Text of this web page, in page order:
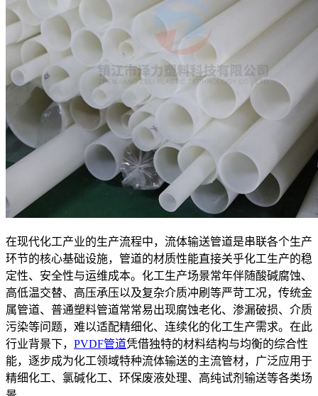
在现代化工产业的生产流程中，流体输送管道是串联各个生产
环节的核心基础设施，管道的材质性能直接关乎化工生产的稳
定性、安全性与运维成本。化工生产场景常年伴随酸碱腐蚀、
高低温交替、高压承压以及复杂介质冲刷等严苛工况，传统金
属管道、普通塑料管道常常易出现腐蚀老化、渗漏破损、介质
污染等问题，难以适配精细化、连续化的化工生产需求。在此
行业背景下， PVDF管道凭借独特的材料结构与均衡的综合性
能，逐步成为化工领域特种流体输送的主流管材，广泛应用于
精细化工、氯碱化工、环保废液处理、高纯试剂输送等各类场